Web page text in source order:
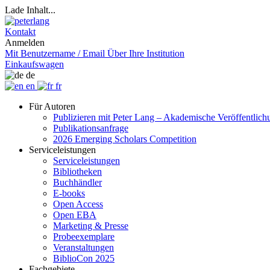
Lade Inhalt...
Kontakt
Anmelden
Mit Benutzername / Email Über Ihre Institution
Einkaufswagen
de
en
fr
Für Autoren
Publizieren mit Peter Lang – Akademische
Publikationsanfrage
2026 Emerging Scholars Competition
Serviceleistungen
Serviceleistungen
Bibliotheken
Buchhändler
E-books
Open Access
Open EBA
Marketing & Presse
Probeexemplare
Veranstaltungen
BiblioCon 2025